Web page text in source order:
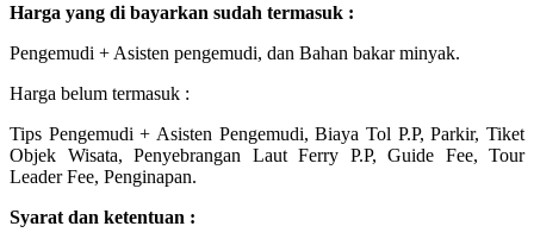
Harga yang di bayarkan sudah termasuk :
Pengemudi + Asisten pengemudi, dan Bahan bakar minyak.
Harga belum termasuk :
Tips Pengemudi + Asisten Pengemudi, Biaya Tol P.P, Parkir, Tiket
Objek Wisata, Penyebrangan Laut Ferry P.P, Guide Fee, Tour
Leader Fee, Penginapan.
Syarat dan ketentuan :